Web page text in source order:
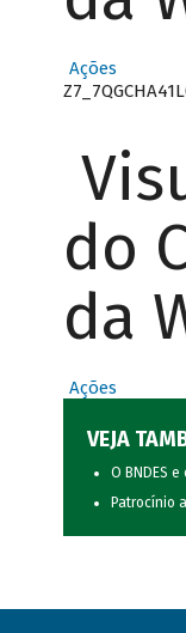
Ações
do
da
Ações
VEJA
O BNDES
Patrocínio